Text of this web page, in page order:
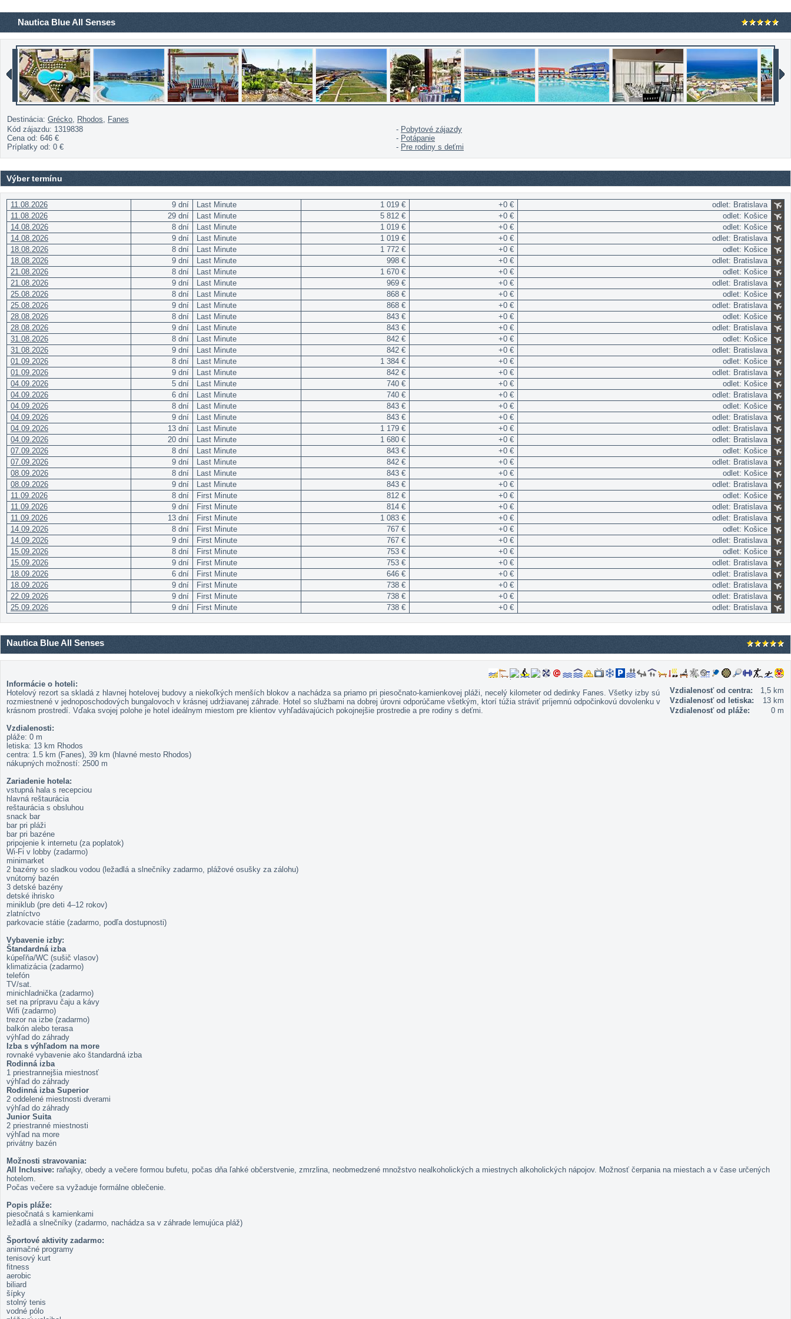
Nautica Blue All Senses
Destinácia: Grécko, Rhodos, Fanes
Kód zájazdu: 1319838
Cena od: 646 €
Príplatky od: 0 €
- Pobytové zájazdy
- Potápanie
- Pre rodiny s deťmi
Výber termínu
11.08.2026 9 dní Last Minute 1 019 € +0 €
odlet: Bratislava
11.08.2026
29 dní Last Minute 5 812 € +0 €
odlet: Košice
14.08.2026
8 dní Last Minute 1 019 € +0 €
odlet: Košice
14.08.2026
9 dní Last Minute 1 019 € +0 €
odlet: Bratislava
18.08.2026
8 dní Last Minute 1 772 € +0 €
odlet: Košice
18.08.2026
9 dní Last Minute 998 € +0 €
odlet: Bratislava
21.08.2026
8 dní Last Minute 1 670 € +0 €
odlet: Košice
21.08.2026
9 dní Last Minute 969 € +0 €
odlet: Bratislava
25.08.2026
8 dní Last Minute 868 € +0 €
odlet: Košice
25.08.2026
9 dní Last Minute 868 € +0 €
odlet: Bratislava
28.08.2026
8 dní Last Minute 843 € +0 €
odlet: Košice
28.08.2026
9 dní Last Minute 843 € +0 €
odlet: Bratislava
31.08.2026
8 dní Last Minute 842 € +0 €
odlet: Košice
31.08.2026
9 dní Last Minute 842 € +0 €
odlet: Bratislava
01.09.2026
8 dní Last Minute 1 384 € +0 €
odlet: Košice
01.09.2026
9 dní Last Minute 842 € +0 €
odlet: Bratislava
04.09.2026
5 dní Last Minute 740 € +0 €
odlet: Košice
04.09.2026
6 dní Last Minute 740 € +0 €
odlet: Bratislava
04.09.2026
8 dní Last Minute 843 € +0 €
odlet: Košice
04.09.2026
9 dní Last Minute 843 € +0 €
odlet: Bratislava
04.09.2026
13 dní Last Minute 1 179 € +0 €
odlet: Bratislava
04.09.2026
20 dní Last Minute 1 680 € +0 €
odlet: Bratislava
07.09.2026
8 dní Last Minute 843 € +0 €
odlet: Košice
07.09.2026
9 dní Last Minute 842 € +0 €
odlet: Bratislava
08.09.2026
8 dní Last Minute 843 € +0 €
odlet: Košice
08.09.2026
9 dní Last Minute 843 € +0 €
odlet: Bratislava
11.09.2026
8 dní First Minute 812 € +0 €
odlet: Košice
11.09.2026
9 dní First Minute 814 € +0 €
odlet: Bratislava
11.09.2026
13 dní First Minute 1 083 € +0 €
odlet: Bratislava
14.09.2026
8 dní First Minute 767 € +0 €
odlet: Košice
14.09.2026
9 dní First Minute 767 € +0 €
odlet: Bratislava
15.09.2026
8 dní First Minute 753 € +0 €
odlet: Košice
15.09.2026
9 dní First Minute 753 € +0 €
odlet: Bratislava
18.09.2026
6 dní First Minute 646 € +0 €
odlet: Bratislava
18.09.2026
9 dní First Minute 738 € +0 €
odlet: Bratislava
22.09.2026
9 dní First Minute 738 € +0 €
odlet: Bratislava
25.09.2026
9 dní First Minute 738 € +0 € odlet: Bratislava
Nautica Blue All Senses
Vzdialenosť od centra:
1,5 km
Vzdialenosť od letiska:
13 km
Vzdialenosť od pláže:
0 m
Informácie o hoteli:
Hotelový rezort sa skladá z hlavnej hotelovej budovy a niekoľkých menších blokov a nachádza sa priamo pri piesočnato-kamienkovej pláži, necelý kilometer od dedinky Fanes. Všetky izby sú
rozmiestnené v jednoposchodových bungalovoch v krásnej udržiavanej záhrade. Hotel so službami na dobrej úrovni odporúčame všetkým, ktorí túžia stráviť príjemnú odpočinkovú dovolenku v
krásnom prostredí. Vďaka svojej polohe je hotel ideálnym miestom pre klientov vyhľadávajúcich pokojnejšie prostredie a pre rodiny s deťmi.
Vzdialenosti:
pláže: 0 m
letiska: 13 km Rhodos
centra: 1.5 km (Fanes), 39 km (hlavné mesto Rhodos)
nákupných možností: 2500 m
Zariadenie hotela:
vstupná hala s recepciou
hlavná reštaurácia
reštaurácia s obsluhou
snack bar
bar pri pláži
bar pri bazéne
pripojenie k internetu (za poplatok)
Wi-Fi v lobby (zadarmo)
minimarket
2 bazény so sladkou vodou (ležadlá a slnečníky zadarmo, plážové osušky za zálohu)
vnútorný bazén
3 detské bazény
detské ihrisko
miniklub (pre deti 4–12 rokov)
zlatníctvo
parkovacie státie (zadarmo, podľa dostupnosti)
Vybavenie izby:
Štandardná izba
kúpeľňa/WC (sušič vlasov)
klimatizácia (zadarmo)
telefón
TV/sat.
minichladnička (zadarmo)
set na prípravu čaju a kávy
Wifi (zadarmo)
trezor na izbe (zadarmo)
balkón alebo terasa
výhľad do záhrady
Izba s výhľadom na more
rovnaké vybavenie ako štandardná izba
Rodinná izba
1 priestrannejšia miestnosť
výhľad do záhrady
Rodinná izba Superior
2 oddelené miestnosti dverami
výhľad do záhrady
Junior Suita
2 priestranné miestnosti
výhľad na more
privátny bazén
Možnosti stravovania:
All Inclusive: raňajky, obedy a večere formou bufetu, počas dňa ľahké občerstvenie, zmrzlina, neobmedzené množstvo nealkoholických a miestnych alkoholických nápojov. Možnosť čerpania na miestach a v čase určených
hotelom.
Počas večere sa vyžaduje formálne oblečenie.
Popis pláže:
piesočnatá s kamienkami
ležadlá a slnečníky (zadarmo, nachádza sa v záhrade lemujúca pláž)
Športové aktivity zadarmo:
animačné programy
tenisový kurt
fitness
aerobic
biliard
šípky
stolný tenis
vodné pólo